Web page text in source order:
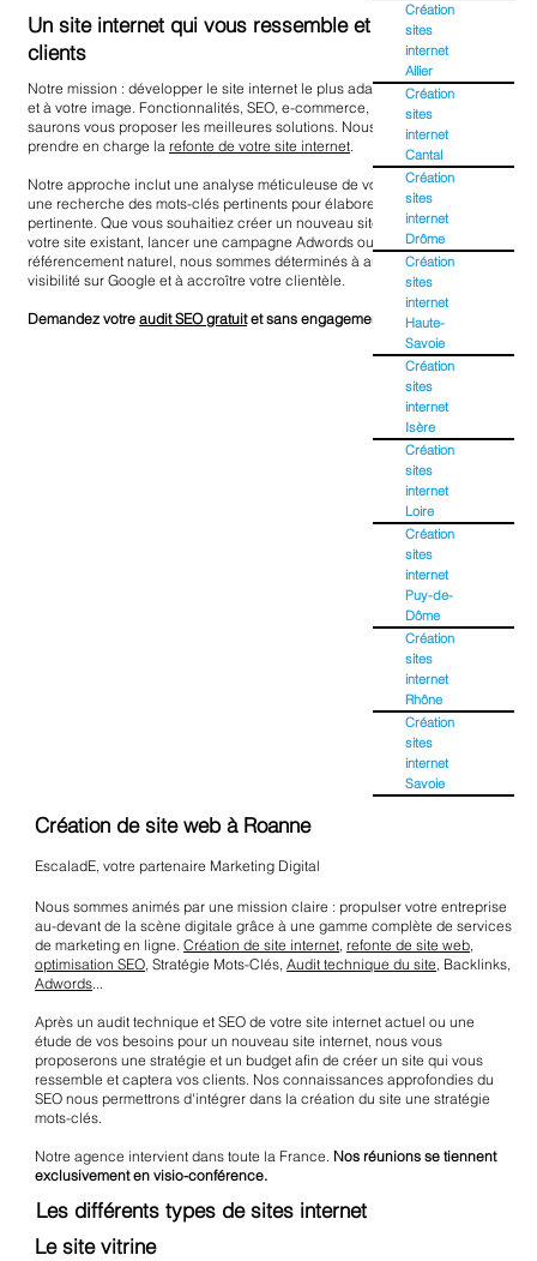
Création de site web à Roanne
EscaladE, votre partenaire Marketing Digital
Nous sommes animés par une mission claire : propulser votre entreprise
au-devant de la scène digitale grâce à une gamme complète de services
de marketing en ligne.Création de site internet,refonte de site web,
optimisation SEO, Stratégie Mots-Clés,Audit technique du site, Backlinks,
Adwords...
Après un audit technique et SEO de votre site internet actuel ou une
étude de vos besoins pour un nouveau site internet, nous vous
proposerons une stratégie et un budget afin de créer un site qui vous
ressemble et captera vos clients. Nos connaissances approfondies du
SEO nous permettrons d'intégrer dans la création du site une stratégie
mots-clés.
Notre agence intervient dans toute la France. Nos réunions se tiennent
exclusivement en visio-conférence.
Les différents types de sites internet
Le site vitrine
Un site internet qui vous ressemble et capte vos
clients
Notre mission : développer le site internet le plus adapté à votre stratégie
et à votre image. Fonctionnalités, SEO, e-commerce, design, nous
saurons vous proposer les meilleures solutions. Nous pouvons également
prendre en charge larefonte de votre site internet
Notre approche inclut une analyse méticuleuse de votre concurrence et
une recherche des mots-clés pertinents pour élaborer une stratégie SEO
pertinente. Que vous souhaitiez créer un nouveau site web ou optimiser
votre site existant, lancer une campagne Adwords ou améliorer votre
référencement naturel, nous sommes déterminés à augmenter votre
visibilité sur Google et à accroître votre clientèle.
Demandez votreaudit SEO gratuitet sans engagement.
Création
sites
internet
Allier
Création
sites
internet
Cantal
Création
sites
internet
Drôme
Création
sites
internet
Haute-
Savoie
Création
sites
internet
Isère
Création
sites
internet
Loire
Création
sites
internet
Puy-de-
Dôme
Création
sites
internet
Rhône
Création
sites
internet
Savoie